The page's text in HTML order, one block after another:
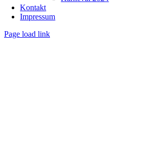
Kontakt
Impressum
Page load link